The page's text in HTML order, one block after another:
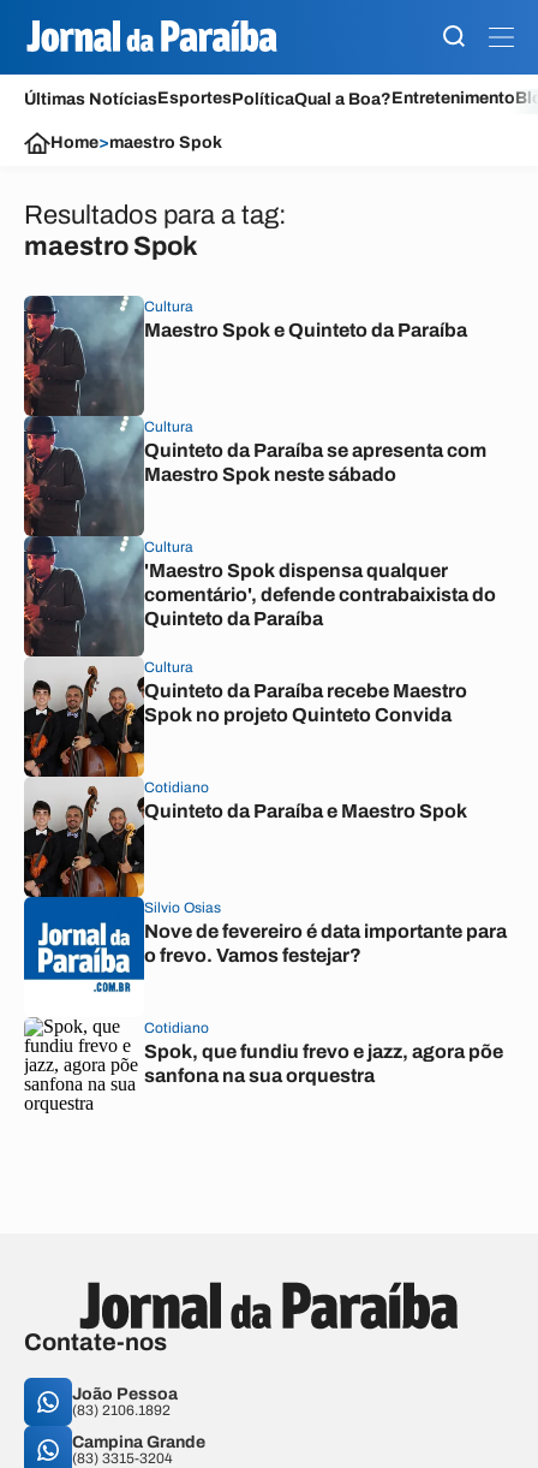
Últimas NotíciasEsportesPolíticaQual a Boa?Entretenimento
Home>maestro Spok
Resultados para a tag:
maestro Spok
Cultura
Maestro Spok e Quinteto da Paraíba
Cultura
Quinteto da Paraíba se apresenta com
Maestro Spok neste sábado
Cultura
'Maestro Spok dispensa qualquer
comentário', defende contrabaixista do
Quinteto da Paraíba
Cultura
Quinteto da Paraíba recebe Maestro
Spok no projeto Quinteto Convida
Cotidiano
Quinteto da Paraíba e Maestro Spok
Silvio Osias
Nove de fevereiro é data importante para
o frevo. Vamos festejar?
Cotidiano
Spok, que fundiu frevo e jazz, agora põe
sanfona na sua orquestra
Contate-nos
João Pessoa
(83) 2106.1892
Campina Grande
(83) 3315-3204